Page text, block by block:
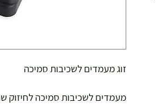
זוג מעמדים לשכיבות סמיכה
מעמדים לשכיבות סמיכה לחיזוק